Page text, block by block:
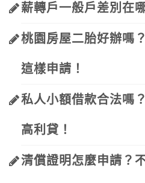
薪轉戶一般戶差別在
桃園房屋二胎好辦嗎
這樣申請！
私人小額借款合法嗎
高利貸！
清償證明怎麼申請？